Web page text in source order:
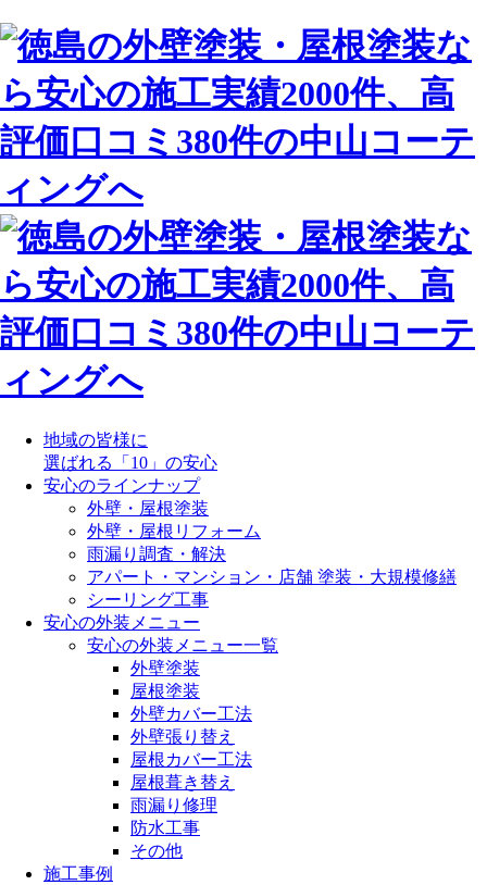
地域の皆様に
選ばれる「10」の安心
安心のラインナップ
外壁・屋根塗装
外壁・屋根リフォーム
雨漏り調査・解決
アパート・マンション・店舗 塗装・大規模修繕
シーリング工事
安心の外装メニュー
安心の外装メニュー一覧
外壁塗装
屋根塗装
外壁カバー工法
外壁張り替え
屋根カバー工法
屋根葺き替え
雨漏り修理
防水工事
その他
施工事例